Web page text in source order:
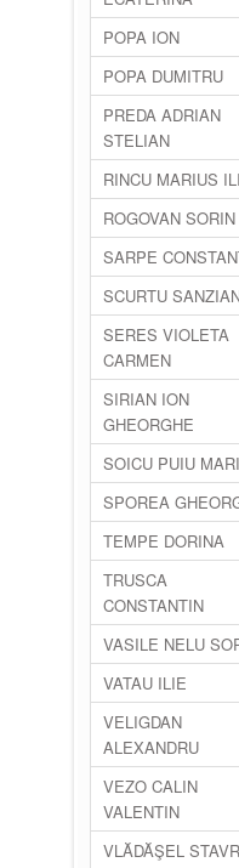
POPA ION
POPA DUMITRU
PREDA ADRIAN
STELIAN
RINCU MARIUS
ROGOVAN SORIN
SARPE
SCURTU
SERES VIOLETA
CARMEN
SIRIAN ION
GHEORGHE
SOICU PUIU
SPOREA
TEMPE DORINA
TRUSCA
CONSTANTIN
VASILE NELU
VATAU ILIE
VELIGDAN
ALEXANDRU
VEZO CALIN
VALENTIN
VLĂDĂŞEL